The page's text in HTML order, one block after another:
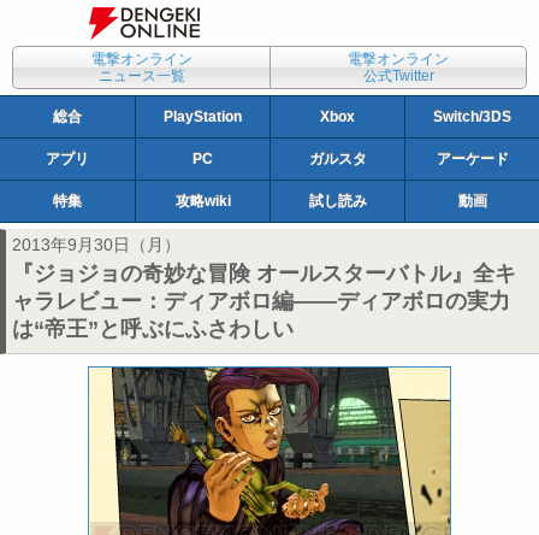
電撃オンライン
ニュース一覧
電撃オンライン
公式Twitter
総合 PlayStation Xbox Switch/3DS
アプリ PC ガルスタ アーケード
特集 攻略wiki 試し読み 動画
2013年9月30日（月）
『ジョジョの奇妙な冒険 オールスターバトル』全キ
ャラレビュー：ディアボロ編――ディアボロの実力
は“帝王”と呼ぶにふさわしい